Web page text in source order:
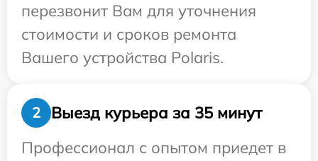
перезвонит Вам для уточнения
стоимости и сроков ремонта
Вашего устройства Polaris.
2
Выезд курьера за 35 минут
Профессионал с опытом приедет в